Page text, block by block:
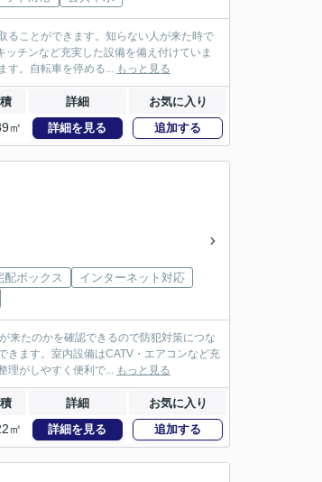
ることができます。知らない人が来た時で
チンなど充実した設備を備え付けていま
す。自転車を停める... もっと見る
詳細 お気に入り
㎡ 詳細を見る 追加する
配ボックス
インターネット対応
来たのかを確認できるので防犯対策につな
きます。室内設備はCATV・エアコンなど充
理がしやすく便利で... もっと見る
詳細 お気に入り
㎡ 詳細を見る 追加する